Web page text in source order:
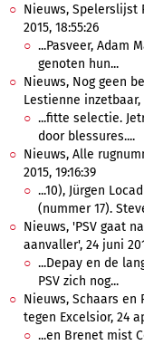
Nieuws, Spelerslijst
2015, 18:55:26
...Pasveer, Adam
genoten hun...
Nieuws, Nog geen
Lestienne inzetbaar,
...fitte selectie.
door blessures....
Nieuws, Alle
2015, 19:16:39
...10), Jürgen
(nummer 17).
Nieuws, 'PSV gaat
aanvaller', 24 juni
...Depay en de
PSV zich nog...
Nieuws, Schaars
tegen Excelsior, 24
...en Brenet mist